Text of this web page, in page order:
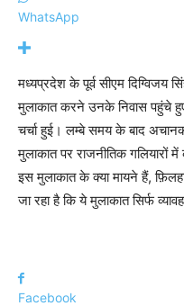
WhatsApp
मध्यप्रदेश के पूर्व सीएम दिग्विजय
मुलाकात करने उनके निवास पहुंचे
चर्चा हुई। लम्बे समय के बाद
मुलाकात पर राजनीतिक
इस मुलाकात के क्या मायने हैं,
जा रहा है कि ये मुलाकात सिर्फ
Facebook